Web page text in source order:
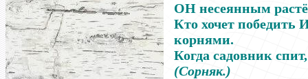
ОН несеянным
Кто хочет победить
корнями.
Когда садовник
(Сорняк.)